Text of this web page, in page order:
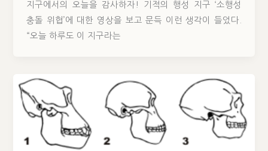
지구에서의 오늘을 감사하자! 기적의 행성 지구 ‘소행성
충돌 위협’에 대한 영상을 보고 문득 이런 생각이 들었다.
“오늘 하루도 이 지구라는